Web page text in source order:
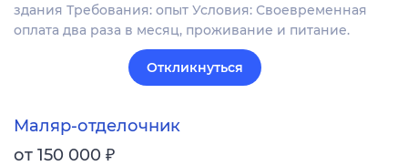
здания Требования: опыт Условия: Своевременная
оплата два раза в месяц, проживание и питание.
Откликнуться
Маляр-отделочник
от 150 000 ₽